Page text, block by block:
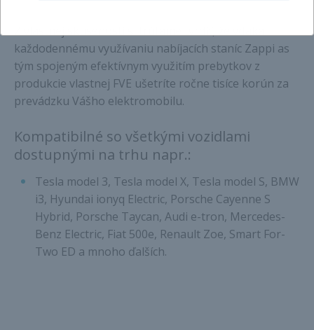
každodennému využívaniu nabíjacích staníc Zappi as
tým spojeným efektívnym využitím prebytkov z
produkcie vlastnej FVE ušetríte ročne tisíce korún za
prevádzku Vášho elektromobilu.
Kompatibilné so všetkými vozidlami
dostupnými na trhu napr.:
Tesla model 3, Tesla model X, Tesla model S, BMW
i3, Hyundai ionyq Electric, Porsche Cayenne S
Hybrid, Porsche Taycan, Audi e-tron, Mercedes-
Benz Electric, Fiat 500e, Renault Zoe, Smart For-
Two ED a mnoho ďalších.